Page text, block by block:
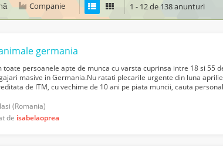
Companie 1 - 12 de 138 anunturi
germania
toate persoanele apte de munca cu varsta cuprinsa intre 18 si 55
masive in Germania.Nu ratati plecarile urgente din luna
de ITM, cu vechime de 10 ani pe piata muncii, cauta personal
(Romania)
de isabelaoprea